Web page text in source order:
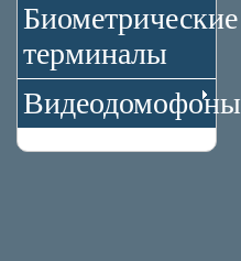
Биометрические
терминалы
Видеодомофоны